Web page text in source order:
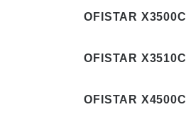
OFISTAR X3500C
OFISTAR X3510C
OFISTAR X4500C